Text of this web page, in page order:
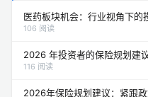
医药板块机会：行业视角下的
106 阅读
2026 年投资者的保险规划建
116 阅读
2026年保险规划建议：紧跟